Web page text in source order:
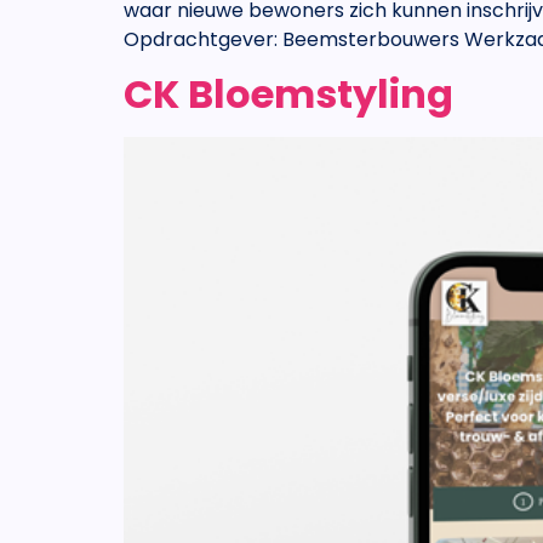
waar nieuwe bewoners zich kunnen
Opdrachtgever: Beemsterbouwers
CK Bloemstyling